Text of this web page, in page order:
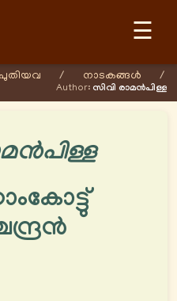
☰
പുതിയവ / നാടകങ്ങള്‍ /
Author: സിവി രാമന്‍പിള്ള